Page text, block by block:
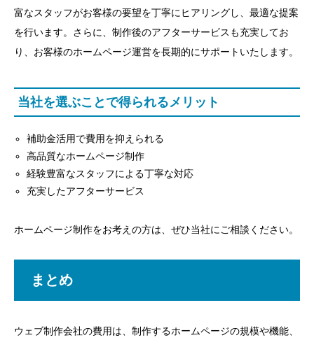
富なスタッフがお客様の要望を丁寧にヒアリングし、最適な提案
を行います。さらに、制作後のアフターサービスも充実してお
り、お客様のホームページ運営を長期的にサポートいたします。
当社を選ぶことで得られるメリット
補助金活用で費用を抑えられる
高品質なホームページ制作
経験豊富なスタッフによる丁寧な対応
充実したアフターサービス
ホームページ制作をお考えの方は、ぜひ当社にご相談ください。
まとめ
ウェブ制作会社の費用は、制作するホームページの規模や機能、
制作会社を選ぶ際の注意点
制作費用の目安
１０万円未満で作りたい場合は、初心者（格安）に
２０万円から５０万円作れる場合は、経験豊富なフ
５０万円以上で作れる場合は、制作会社に頼む
当社のメリット
まとめ